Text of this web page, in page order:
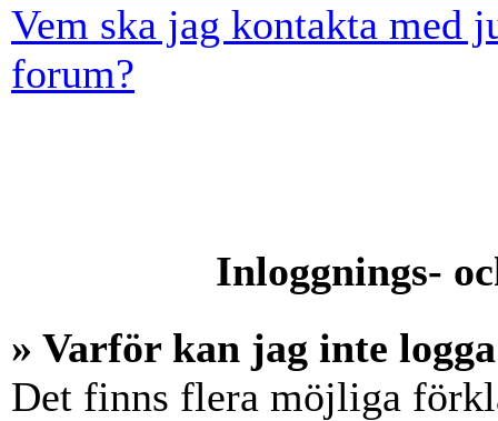
Vem ska jag kontakta med
forum?
Inloggnings-
» Varför kan jag inte
Det finns flera möjliga